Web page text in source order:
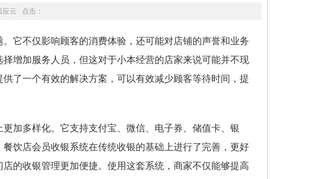
应云 点击：
它不仅影响顾客的消费体验，还可能对店铺的声誉和业务
增加服务人员，但这对于小本经营的店家来说可能并不现
了一个有效的解决方案，可以有效减少顾客等待时间，提
加多样化。它支持支付宝、微信、电子券、储值卡、银
饮店会员收银系统在传统收银的基础上进行了完善，更好
的收银管理更加便捷。使用这套系统，商家不仅能够提高